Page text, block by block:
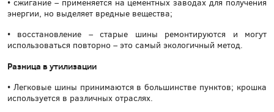
• сжигание – применяется на цементных заводах для получения
энергии, но выделяет вредные вещества;
• восстановление – старые шины ремонтируются и могут
использоваться повторно – это самый экологичный метод.
Разница в утилизации
• Легковые шины принимаются в большинстве пунктов; крошка
используется в различных отраслях.